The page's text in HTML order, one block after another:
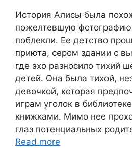
История Алисы была
пожелтевшую
поблекли. Ее детство
приюта, сером здании с
где эхо разносило тихий
детей. Она была тихой,
девочкой, которая
играм уголок в
книжками. Мимо нее
глаз потенциальных
Read more